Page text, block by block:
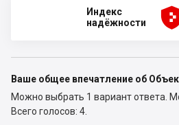
Индекс
надёжности
Ваше общее впечатление об
Можно выбрать 1 вариант ответа.
Всего голосов: 4.